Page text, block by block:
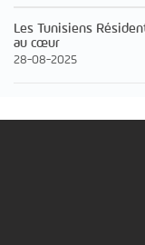
Les Tunisiens
au cœur
28-08-2025